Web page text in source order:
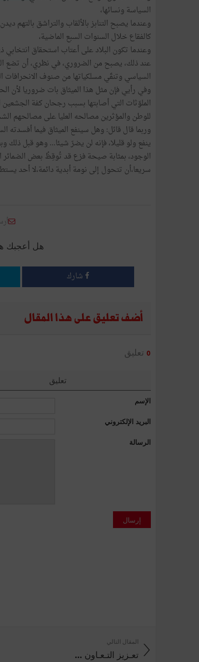
السياسة ونسائها،
وعندما يصبح التنابز بالألقاب والتراشق
كالفقاع خلال السنوات السبع الماضية،
وعندما تكون البلاد على أعتاب استحقاق انتخابي
عند ذلك، يصبح من الضروري، في نظري، أن تضع
السياسي وتنقّي مسلكياتها من صنوف الانحرافات
وفي رأيي فإن مثل هذا الميثاق بات ضروريا لأن
الملوّثات التي أصابتها بسبب رجحان كفة
للوطن والمؤثرين مصالحه العليا على مصالحهم
وربما قال قائل: وهل سينفع الميثاق فيما
ينفع ولو قليلا، فإنه لن يضرّ شيئا... وهو قبل
الوجود، بمثابة صيحة فزع قد تُوقِظُ بعض الضمائر
سريعا،أن تتحول إلى نومة أبدية دائمة،لا أحد
هل أعجبك
شارك
أضف تعليق على هذا المقال
0 تعليق
تعليق
الإسم
البريد الإلكتروني
الرسالة
إرسال
المقال التالي
تعـزيز التـعـاون ...